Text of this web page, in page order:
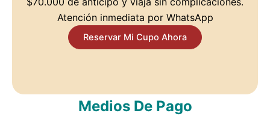
Atención inmediata por WhatsApp
Reservar Mi Cupo Ahora
Medios De Pago